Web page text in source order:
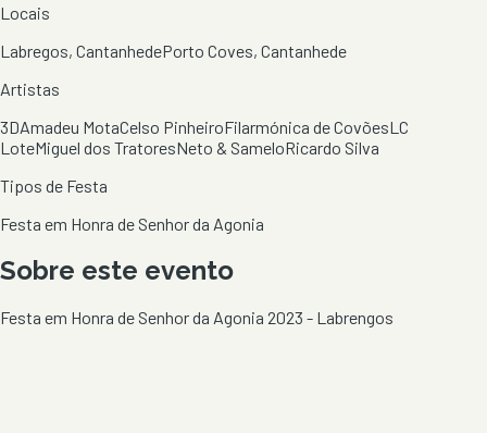
Locais
Labregos, CantanhedePorto Coves, Cantanhede
Artistas
3DAmadeu MotaCelso PinheiroFilarmónica de CovõesLC
LoteMiguel dos TratoresNeto & SameloRicardo Silva
Tipos de Festa
Festa em Honra de Senhor da Agonia
Sobre este evento
Festa em Honra de Senhor da Agonia 2023 - Labrengos